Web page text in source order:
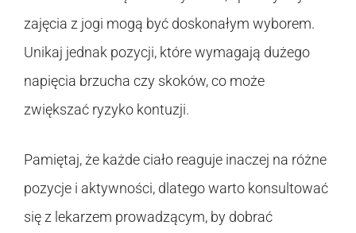
zajęcia z jogi mogą być doskonałym wyborem.
Unikaj jednak pozycji, które wymagają dużego
napięcia brzucha czy skoków, co może
zwiększać ryzyko kontuzji.
Pamiętaj, że każde ciało reaguje inaczej na różne
pozycje i aktywności, dlatego warto konsultować
się z lekarzem prowadzącym, by dobrać